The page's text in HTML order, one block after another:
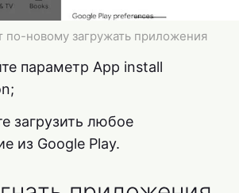
по-новому загружать приложения
параметр App install
загрузить любое
из Google Play.